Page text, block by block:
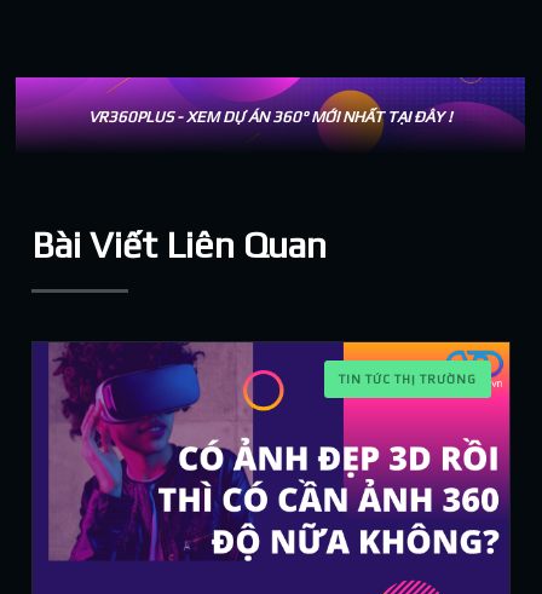
VR360PLUS - XEM DỰ ÁN 360° MỚI NHẤT TẠI ĐÂY !
Bài Viết Liên Quan
TIN TỨC THỊ TRƯỜNG